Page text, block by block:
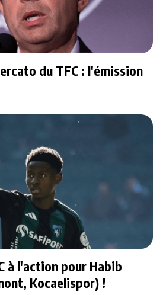
du TFC : l'émission
à l'action pour Habib
Kocaelispor) !